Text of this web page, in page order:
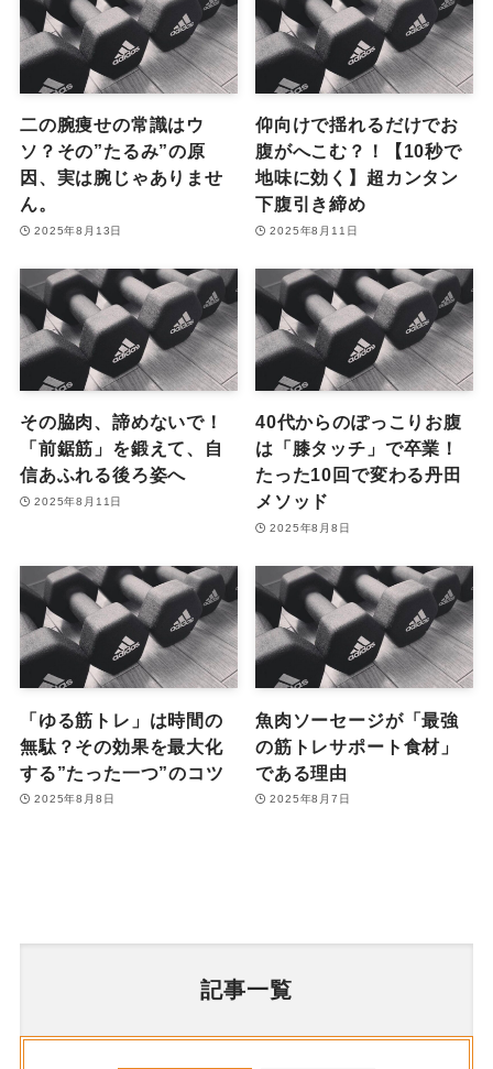
二の腕痩せの常識はウ
ソ？その”たるみ”の原
因、実は腕じゃありませ
ん。
2025年8月13日
仰向けで揺れるだけでお
腹がへこむ？！【10秒で
地味に効く】超カンタン
下腹引き締め
2025年8月11日
その脇肉、諦めないで！
「前鋸筋」を鍛えて、自
信あふれる後ろ姿へ
2025年8月11日
40代からのぽっこりお腹
は「膝タッチ」で卒業！
たった10回で変わる丹田
メソッド
2025年8月8日
「ゆる筋トレ」は時間の
無駄？その効果を最大化
する”たった一つ”のコツ
2025年8月8日
魚肉ソーセージが「最強
の筋トレサポート食材」
である理由
2025年8月7日
記事一覧